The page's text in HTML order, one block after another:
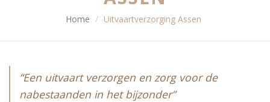
Home Uitvaartverzorging Assen
“Een uitvaart verzorgen en zorg voor de
nabestaanden in het bijzonder”